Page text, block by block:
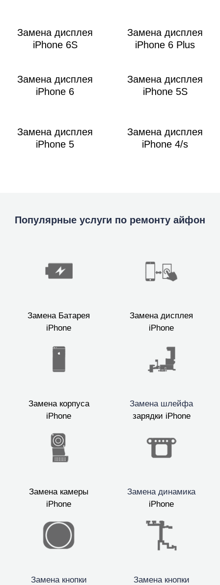
Замена дисплея
iPhone 6S
Замена дисплея
iPhone 6 Plus
Замена дисплея
iPhone 6
Замена дисплея
iPhone 5S
Замена дисплея
iPhone 5
Замена дисплея
iPhone 4/s
Популярные услуги по ремонту айфон
Замена Батарея
iPhone
Замена дисплея
iPhone
Замена корпуса
iPhone
Замена шлейфа
зарядки iPhone
Замена камеры
iPhone
Замена динамика
iPhone
Замена кнопки
Замена кнопки